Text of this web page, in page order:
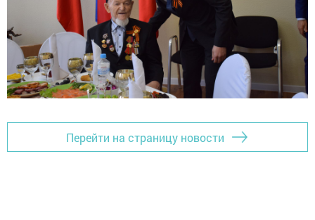
Перейти на страницу новости